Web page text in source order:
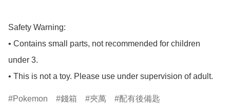
Safety Warning:
• Contains small parts, not recommended for children
under 3.
• This is not a toy. Please use under supervision of adult.
Pokemon 錢箱 夾萬
配有後備匙